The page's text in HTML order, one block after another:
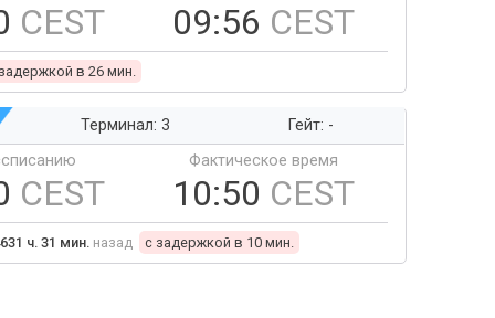
CEST 09:56 CEST
в 26 мин.
Терминал: 3
Гейт: -
CEST
Фактическое время
10:50 CEST
ч. 31 мин. назад c задержкой в 10 мин.